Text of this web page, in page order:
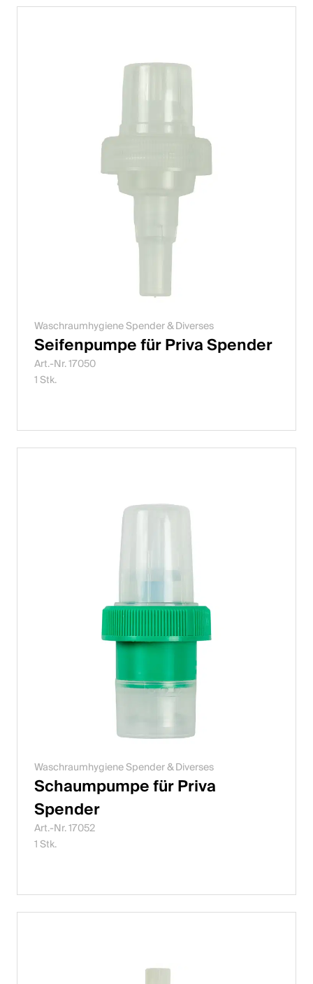
Waschraumhygiene Spender & Diverses
Seifenpumpe für Priva Spender
Art.-Nr. 17050
1 Stk.
Waschraumhygiene Spender & Diverses
Schaumpumpe für Priva
Spender
Art.-Nr. 17052
1 Stk.